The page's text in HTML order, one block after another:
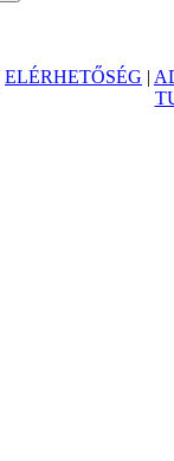
ELÉRHETŐSÉG |